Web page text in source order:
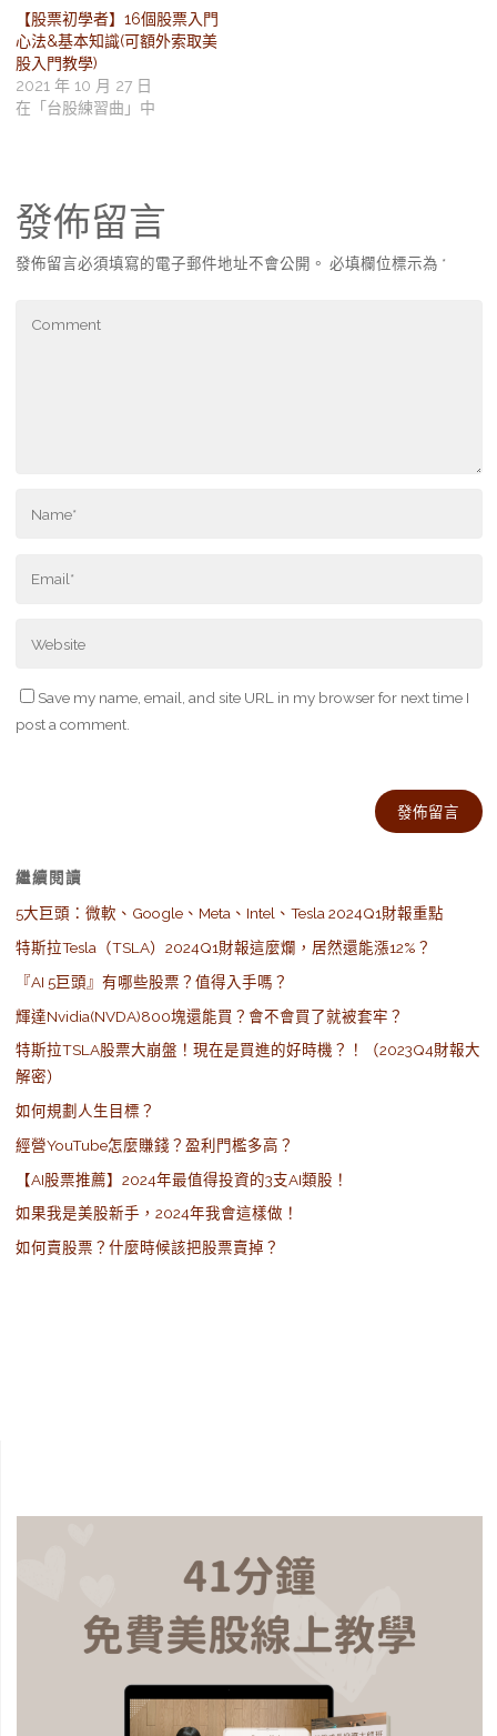
【股票初學者】16個股票入門
心法&基本知識(可額外索取美
股入門教學)
2021 年 10 月 27 日
在「台股練習曲」中
發佈留言
發佈留言必須填寫的電子郵件地址不會公開。 必填欄位標示為 *
Save my name, email, and site URL in my browser for next time I
post a comment.
繼續閱讀
5大巨頭：微軟、Google、Meta、Intel、Tesla 2024Q1財報重點
特斯拉Tesla（TSLA）2024Q1財報這麼爛，居然還能漲12%？
『AI 5巨頭』有哪些股票？值得入手嗎？
輝達Nvidia(NVDA)800塊還能買？會不會買了就被套牢？
特斯拉TSLA股票大崩盤！現在是買進的好時機？！（2023Q4財報大
解密）
如何規劃人生目標？
經營YouTube怎麼賺錢？盈利門檻多高？
【AI股票推薦】2024年最值得投資的3支AI類股！
如果我是美股新手，2024年我會這樣做！
如何賣股票？什麼時候該把股票賣掉？